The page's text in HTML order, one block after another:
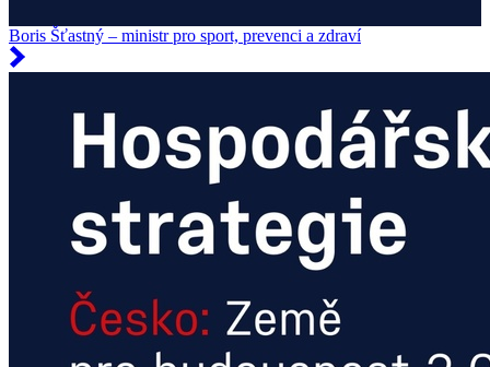
Boris Šťastný – ministr pro sport, prevenci a zdraví